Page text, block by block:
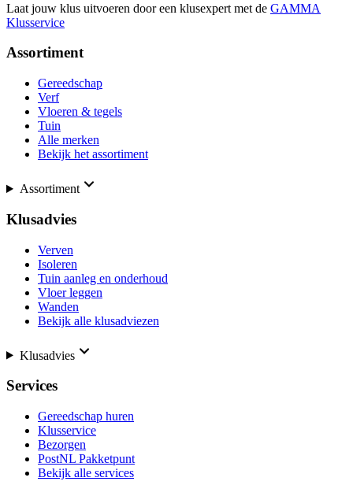
Laat jouw klus uitvoeren door een klusexpert met de GAMMA
Klusservice
Assortiment
Gereedschap
Verf
Vloeren & tegels
Tuin
Alle merken
Bekijk het assortiment
Assortiment
Klusadvies
Verven
Isoleren
Tuin aanleg en onderhoud
Vloer leggen
Wanden
Bekijk alle klusadviezen
Klusadvies
Services
Gereedschap huren
Klusservice
Bezorgen
PostNL Pakketpunt
Bekijk alle services